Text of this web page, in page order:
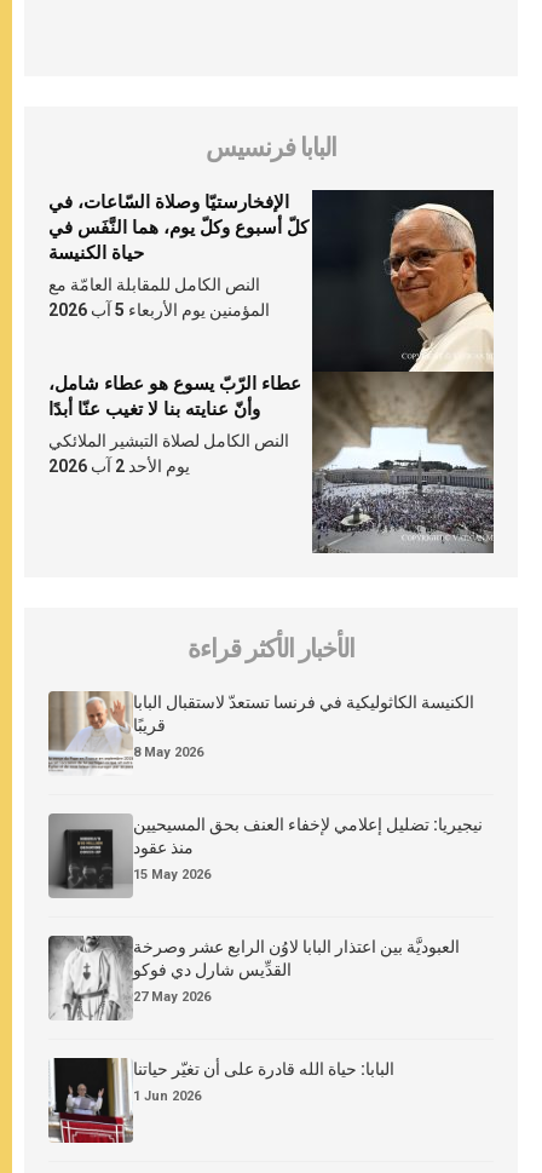
البابا فرنسيس
الإفخارستيّا وصلاة السّاعات، في
كلّ أسبوع وكلّ يوم، هما النَّفَس في
حياة الكنيسة
النص الكامل للمقابلة العامّة مع
المؤمنين يوم الأربعاء 5 آب 2026
عطاء الرّبّ يسوع هو عطاء شامل،
وأنّ عنايته بنا لا تغيب عنّا أبدًا
النص الكامل لصلاة التبشير الملائكي
يوم الأحد 2 آب 2026
الأخبار الأكثر قراءة
الكنيسة الكاثوليكية في فرنسا تستعدّ لاستقبال البابا
قريبًا
8 May 2026
نيجيريا: تضليل إعلامي لإخفاء العنف بحق المسيحيين
منذ عقود
15 May 2026
العبوديَّة بين اعتذار البابا لاوُن الرابع عشر وصرخة
القدِّيس شارل دي فوكو
27 May 2026
البابا: حياة الله قادرة على أن تغيّر حياتنا
1 Jun 2026